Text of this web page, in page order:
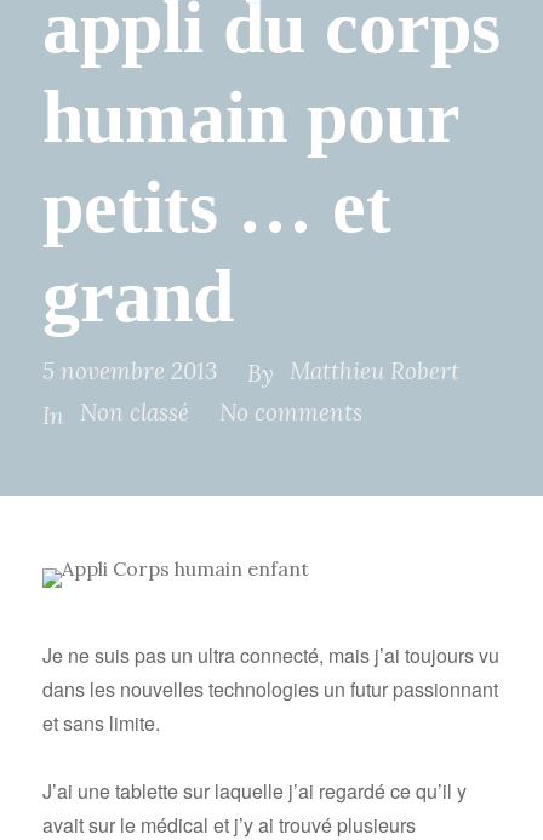
appli du corps
humain pour
petits … et
grand
5 novembre 2013 By
Matthieu Robert
In
Non classé No comments
Je ne suis pas un ultra connecté, mais j’ai toujours vu
dans les nouvelles technologies un futur passionnant
et sans limite.
J’ai une tablette sur laquelle j’ai regardé ce qu’il y
avait sur le médical et j’y ai trouvé plusieurs